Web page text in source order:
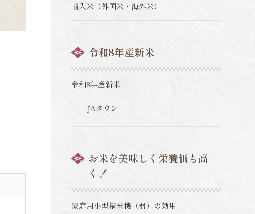
輸入米（外国米・海外米）
令和8年産新米
令和8年産新米
JAタウン
お米を美味しく栄養価も高
く！
家庭用小型精米機（器）の効用